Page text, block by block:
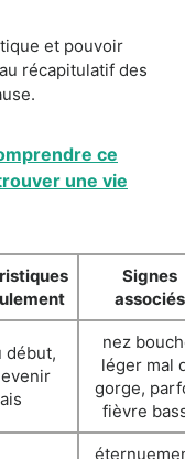
et pouvoir
récapitulatif des
ce
une vie
Signes
associés
début,
nez
léger mal
gorge,
fièvre